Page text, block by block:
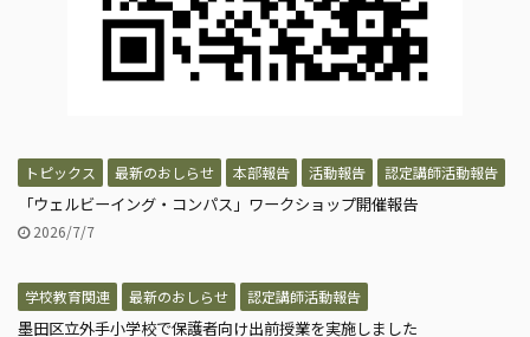
トピックス 最新のおしらせ 本部報告 活動報告 認定講師活動報告
「ウェルビーイング・コンパス」ワークショップ開催報告
2026/7/7
学校教育関連 最新のおしらせ 認定講師活動報告
墨田区立外手小学校で保護者向け出前授業を実施しました